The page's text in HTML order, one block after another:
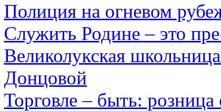
Полиция на огневом
Служить Родине – это
Великолукская
Донцовой
Торговле – быть: розница